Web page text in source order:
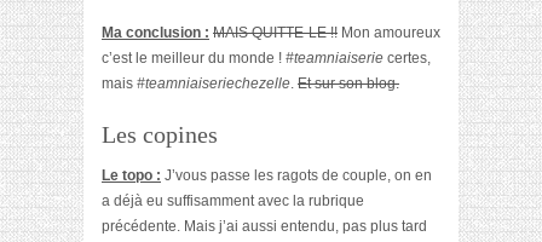
Ma conclusion : MAIS QUITTE-LE !! Mon amoureux
c’est le meilleur du monde ! #teamniaiserie certes,
mais #teamniaiseriechezelle. Et sur son blog.
Les copines
Le topo : J’vous passe les ragots de couple, on en
a déjà eu suffisamment avec la rubrique
précédente. Mais j’ai aussi entendu, pas plus tard